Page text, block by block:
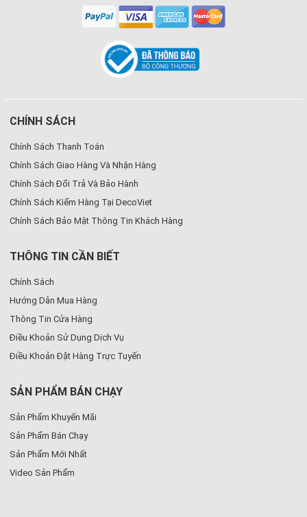
CHÍNH SÁCH
Chính Sách Thanh Toán
Chính Sách Giao Hàng Và Nhận Hàng
Chính Sách Đổi Trả Và Bảo Hành
Chính Sách Kiểm Hàng Tại DecoViet
Chính Sách Bảo Mật Thông Tin Khách Hàng
THÔNG TIN CẦN BIẾT
Chính Sách
Hướng Dẫn Mua Hàng
Thông Tin Cửa Hàng
Điều Khoản Sử Dụng Dịch Vụ
Điều Khoản Đặt Hàng Trực Tuyến
SẢN PHẨM BÁN CHẠY
Sản Phẩm Khuyến Mãi
Sản Phẩm Bán Chạy
Sản Phẩm Mới Nhất
Video Sản Phẩm